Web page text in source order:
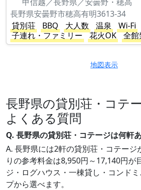
長野県安曇野市穂高有明3613-34
貸別荘
BBQ 大人数 温泉
Wi-Fi
子連れ・ファミリー
花火OK 全館
地図表示
長野県の貸別荘・コテ
よくある質問
Q. 長野県の貸別荘・コテージは何軒
A. 長野県には2軒の貸別荘・コテージ
りの参考料金は8,950円～17,140円が
ジ・ログハウス・一棟貸し・コンド
プから選べます。